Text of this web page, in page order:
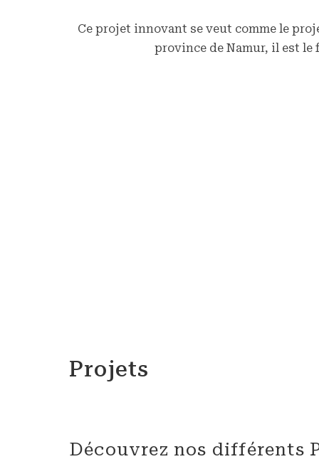
Ce projet innovant se veut comme le
province de Namur, il est
Projets
Découvrez nos différents